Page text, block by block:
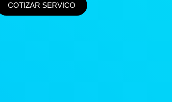
COTIZAR SERVICO